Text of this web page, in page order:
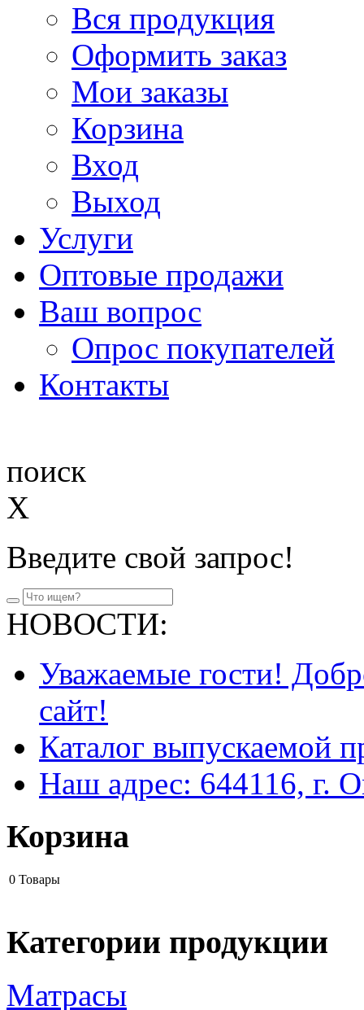
Вся продукция
Оформить заказ
Мои заказы
Корзина
Вход
Выход
Услуги
Оптовые продажи
Ваш вопрос
Опрос покупателей
Контакты
поиск
X
Введите свой запрос!
НОВОСТИ:
Уважаемые гости!
сайт!
Каталог выпускаемой
Наш адрес: 644116, г.
Корзина
0 Товары
Категории продукции
Матрасы